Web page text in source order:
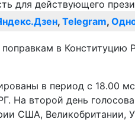
, Telegram,
в
в период с 18.00
На второй день
США, Великобритании,